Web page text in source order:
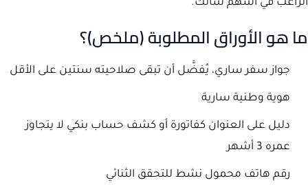
الراغب في أسهم سالك.
ما هو الأوراق المطلوبة (ملخص)؟
جواز سفر ساري، يُفضَّل أن تبقى صلاحيته سنتين على الأقل
هوية وطنية سارية
دليل على العنوان كفاتورة أو كشف حساب بنكي لا يتجاوز
عمره 3 أشهر
رقم هاتف محمول نشط للتحقق الثنائي